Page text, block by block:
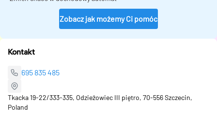
Zobacz jak możemy Ci pomóc
Kontakt
695 835 485
Tkacka 19-22/333-335, Odzieżowiec III piętro, 70-556 Szczecin,
Poland